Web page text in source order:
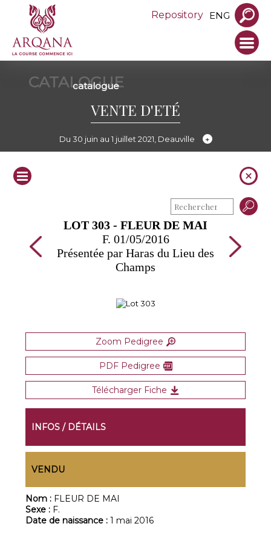
Repository ENG
CATALOGUE
catalogue
VENTE D'ETÉ
Du 30 juin au 1 juillet 2021, Deauville
LOT 303 - FLEUR DE MAI
F. 01/05/2016
Présentée par Haras du Lieu des
Champs
Zoom Pedigree
PDF Pedigree
Télécharger Fiche
INFOS / DÉTAILS
VENDU
Nom : FLEUR DE MAI
Sexe : F.
Date de naissance :1 mai 2016